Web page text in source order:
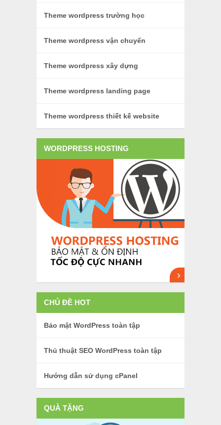
Theme wordpress trường học
Theme wordpress vận chuyển
Theme wordpress xây dựng
Theme wordpress landing page
Theme wordpress thiết kế website
WORDPRESS HOSTING
CHỦ ĐỀ HOT
Bảo mật WordPress toàn tập
Thủ thuật SEO WordPress toàn tập
Hướng dẫn sử dụng cPanel
QUÀ TẶNG